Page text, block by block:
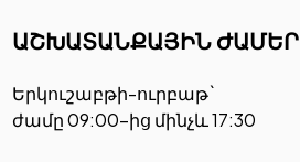
ԱՇԽԱՏԱՆՔԱՅԻՆ ԺԱՄԵՐ
Երկուշաբթի-ուրբաթ`
ժամը 09:00-ից մինչև 17:30